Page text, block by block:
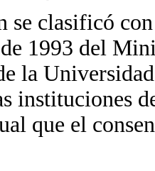
se clasificó
1993 del
la
instituciones
que el